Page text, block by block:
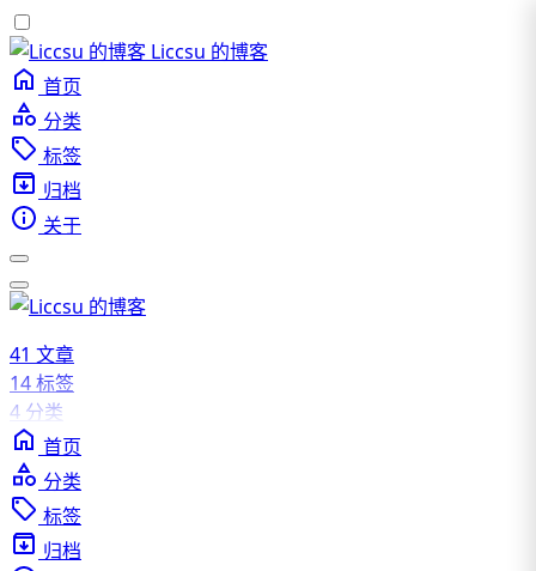
Liccsu 的博客
首页
分类
标签
归档
关于
41 文章
14标签
4 分类
首页
分类
标签
归档